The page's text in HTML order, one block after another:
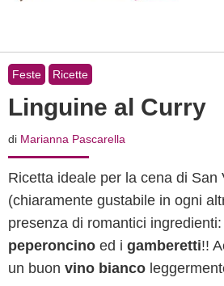
Feste Ricette
Linguine al Curry
di Marianna Pascarella
Ricetta ideale per la cena di San
(chiaramente gustabile in ogni
presenza di romantici ingredienti:
peperoncino ed i gamberetti!!
un buon vino bianco